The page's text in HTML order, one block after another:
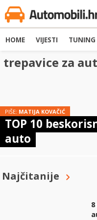
HOME VIJESTI TUNING
trepavice za
PIŠE: MATIJA KOVAČIĆ
TOP 10
auto
Najčitanije